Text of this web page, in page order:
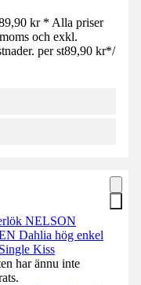
kr * Alla priser
och exkl.
per st89,90 kr*/
NELSON
Dahlia hög enkel
Kiss
har ännu inte